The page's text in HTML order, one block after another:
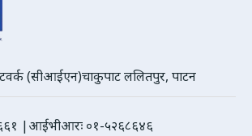
(सीआईएन)चाकुपाट ललितपुर, पाटन
|आईभीआरः ०१-५२६८६४६